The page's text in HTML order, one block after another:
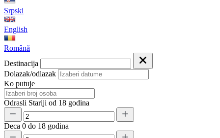
Srpski
English
Română
Destinacija
Dolazak/odlazak
Ko putuje
Odrasli Stariji od 18 godina
Deca 0 do 18 godina